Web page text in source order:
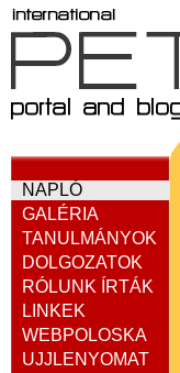
NAPLÓ
GALÉRIA
TANULMÁNYOK
DOLGOZATOK
RÓLUNK ÍRTÁK
LINKEK
WEBPOLOSKA
UJJLENYOMAT